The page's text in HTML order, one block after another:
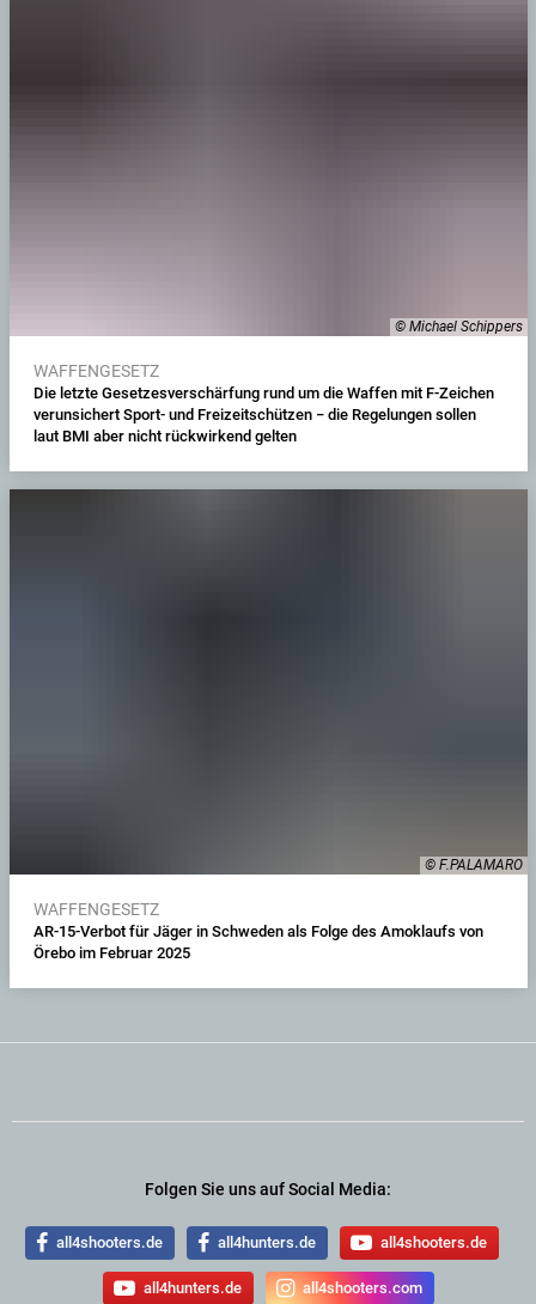
© Michael Schippers
WAFFENGESETZ
Die letzte Gesetzesverschärfung rund um die Waffen mit F-Zeichen
verunsichert Sport- und Freizeitschützen − die Regelungen sollen
laut BMI aber nicht rückwirkend gelten
© F.PALAMARO
WAFFENGESETZ
AR-15-Verbot für Jäger in Schweden als Folge des Amoklaufs von
Örebo im Februar 2025
Folgen Sie uns auf Social Media:
all4shooters.de all4hunters.de all4shooters.de
all4hunters.de all4shooters.com